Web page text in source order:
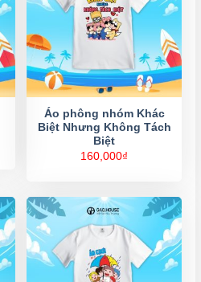
Áo phông nhóm Khác
Biệt Nhưng Không Tách
Biệt
160,000₫